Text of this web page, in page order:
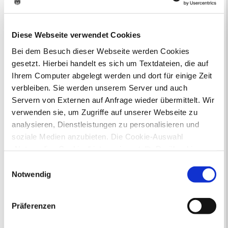
Diese Webseite verwendet Cookies
Bei dem Besuch dieser Webseite werden Cookies
gesetzt. Hierbei handelt es sich um Textdateien, die auf
Ihrem Computer abgelegt werden und dort für einige Zeit
verbleiben. Sie werden unserem Server und auch
Servern von Externen auf Anfrage wieder übermittelt. Wir
verwenden sie, um Zugriffe auf unserer Webseite zu
analysieren, Dienstleistungen zu personalisieren und
soziale Medien anzubieten. Die Cookie-Auswahl
Drittländern (USA) mit unzureichendem
Datenschutzniveau verarbeiten. Es besteht die Gefahr,
dass diese zu Kontroll- und Überwachungszwecken von
anderen missbraucht werden, ohne dass Sie sich mit
Notwendig
Präferenzen
In Recklinghausen gibt es verschiedene
Museen zu entdecken, darunter das
Ikonen-Museum und die
Online-Beteiligungsportal der